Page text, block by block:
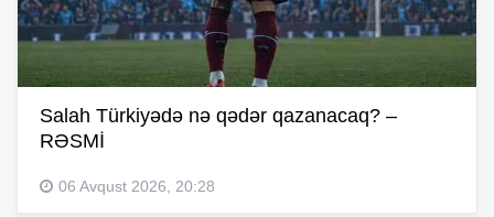
Salah Türkiyədə nə qədər qazanacaq? –
RƏSMİ
06 Avqust 2026, 20:28